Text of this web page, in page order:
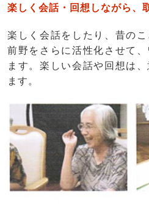
楽しく会話・回想 しながら、
楽しく会話をしたり、昔の
前野をさらに活性化させて
ます。楽しい会話や回想は
ます。